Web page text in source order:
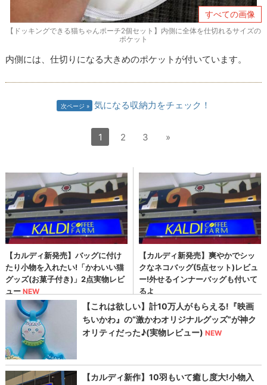
すべての画像
【ドッキングできる猫ちゃんポーチ2個セット】内側に全体を仕切れるサイズの
ポケット
内側には、仕切りになる大きめのポケットが付いています。
次ページ 気になる収納力をチェック！
1 2 3 »